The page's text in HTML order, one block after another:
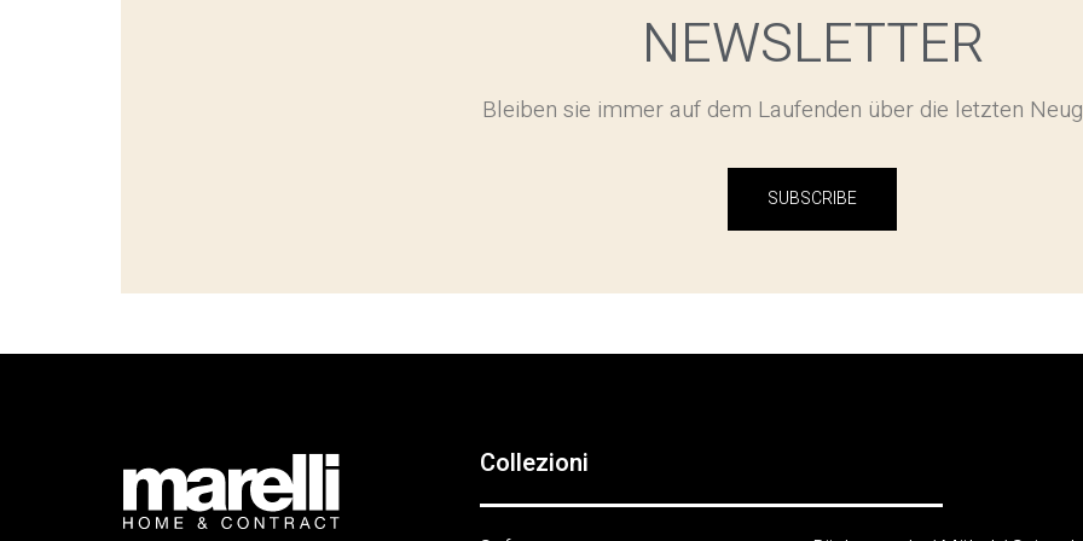
NEWSLETTER
Bleiben sie immer auf dem Laufenden über die letzten
SUBSCRIBE
Collezioni